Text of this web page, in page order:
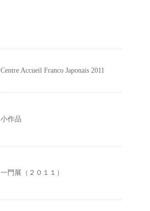
Centre Accueil Franco Japonais 2011
小作品
一門展（２０１１）